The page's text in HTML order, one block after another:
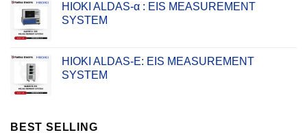
HIOKI ALDAS-α : EIS MEASUREMENT
SYSTEM
HIOKI ALDAS-E: EIS MEASUREMENT
SYSTEM
BEST SELLING